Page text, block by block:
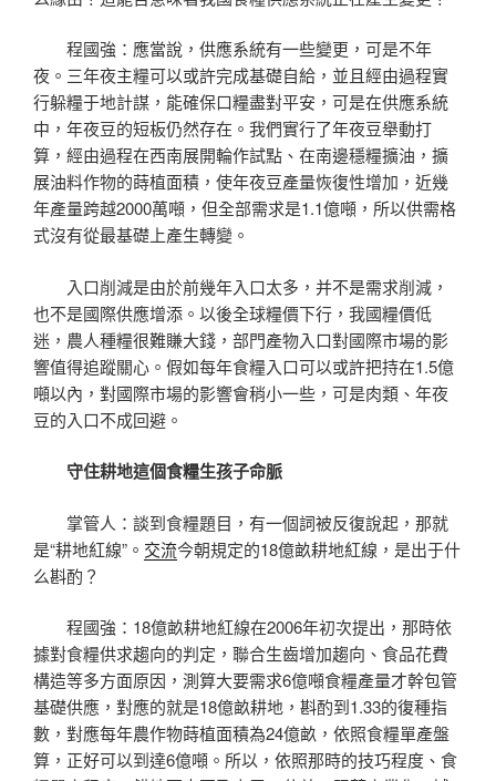
程國強：應當說，供應系統有一些變更，可是不年
夜。三年夜主糧可以或許完成基礎自給，並且經由過程實
行躲糧于地計謀，能確保口糧盡對平安，可是在供應系統
中，年夜豆的短板仍然存在。我們實行了年夜豆舉動打
算，經由過程在西南展開輪作試點、在南邊穩糧擴油，擴
展油料作物的蒔植面積，使年夜豆產量恢復性增加，近幾
年產量跨越2000萬噸，但全部需求是1.1億噸，所以供需格
式沒有從最基礎上產生轉變。
入口削減是由於前幾年入口太多，并不是需求削減，
也不是國際供應增添。以後全球糧價下行，我國糧價低
迷，農人種糧很難賺大錢，部門產物入口對國際市場的影
響值得追蹤關心。假如每年食糧入口可以或許把持在1.5億
噸以內，對國際市場的影響會稍小一些，可是肉類、年夜
豆的入口不成回避。
守住耕地這個食糧生孩子命脈
掌管人：談到食糧題目，有一個詞被反復說起，那就
是“耕地紅線”。 交流今朝規定的18億畝耕地紅線，是出于什
么斟酌？
程國強：18億畝耕地紅線在2006年初次提出，那時依
據對食糧供求趨向的判定，聯合生齒增加趨向、食品花費
構造等多方面原因，測算大要需求6億噸食糧產量才幹包管
基礎供應，對應的就是18億畝耕地，斟酌到1.33的復種指
數，對應每年農作物蒔植面積為24億畝，依照食糧單產盤
算，正好可以到達6億噸。所以，依照那時的技巧程度、食